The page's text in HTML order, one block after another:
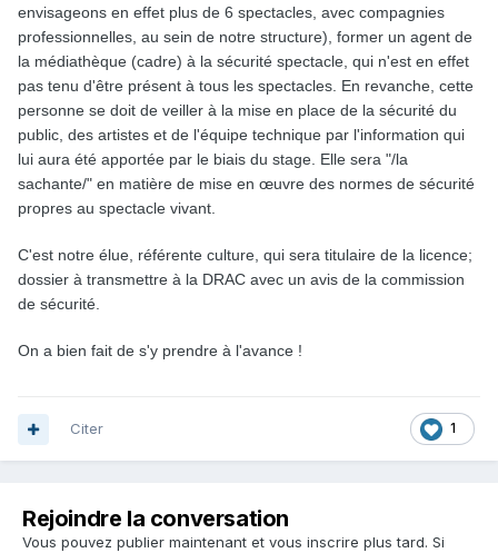
envisageons en effet plus de 6 spectacles, avec compagnies
professionnelles, au sein de notre structure), former un agent de
la médiathèque (cadre) à la sécurité spectacle, qui n'est en effet
pas tenu d'être présent à tous les spectacles. En revanche, cette
personne se doit de veiller à la mise en place de la sécurité du
public, des artistes et de l'équipe technique par l'information qui
lui aura été apportée par le biais du stage. Elle sera "/la
sachante/" en matière de mise en œuvre des normes de sécurité
propres au spectacle vivant.
C'est notre élue, référente culture, qui sera titulaire de la licence;
dossier à transmettre à la DRAC avec un avis de la commission
de sécurité.
On a bien fait de s'y prendre à l'avance !
1
Citer
Rejoindre la conversation
Vous pouvez publier maintenant et vous inscrire plus tard. Si